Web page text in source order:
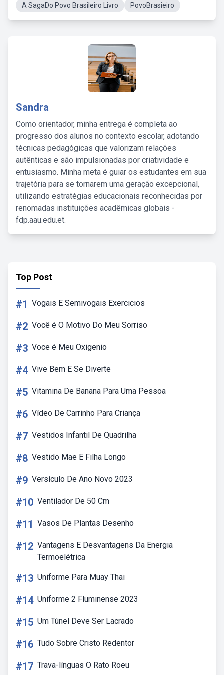
A SagaDo Povo Brasileiro Livro
PovoBrasieiro
Sandra
Como orientador, minha entrega é completa ao
progresso dos alunos no contexto escolar, adotando
técnicas pedagógicas que valorizam relações
autênticas e são impulsionadas por criatividade e
entusiasmo. Minha meta é guiar os estudantes em sua
trajetória para se tornarem uma geração excepcional,
utilizando estratégias educacionais reconhecidas por
renomadas instituições acadêmicas globais -
fdp.aau.edu.et.
Top Post
#1 Vogais E Semivogais Exercicios
#2 Você é O Motivo Do Meu Sorriso
#3 Voce é Meu Oxigenio
#4 Vive Bem E Se Diverte
#5 Vitamina De Banana Para Uma Pessoa
#6 Vídeo De Carrinho Para Criança
#7 Vestidos Infantil De Quadrilha
#8 Vestido Mae E Filha Longo
#9 Versículo De Ano Novo 2023
#10 Ventilador De 50 Cm
#11 Vasos De Plantas Desenho
#12 Vantagens E Desvantagens Da Energia
Termoelétrica
#13 Uniforme Para Muay Thai
#14 Uniforme 2 Fluminense 2023
#15 Um Túnel Deve Ser Lacrado
#16 Tudo Sobre Cristo Redentor
#17 Trava-línguas O Rato Roeu